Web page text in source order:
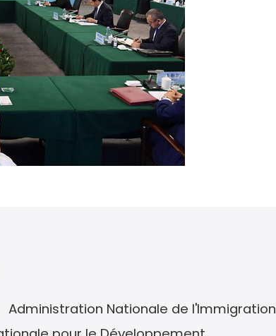
Administration Nationale de l'Immigration